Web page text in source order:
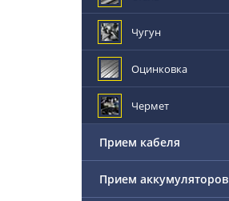
Чугун
Оцинковка
Чермет
Прием кабеля
Прием аккумуляторов